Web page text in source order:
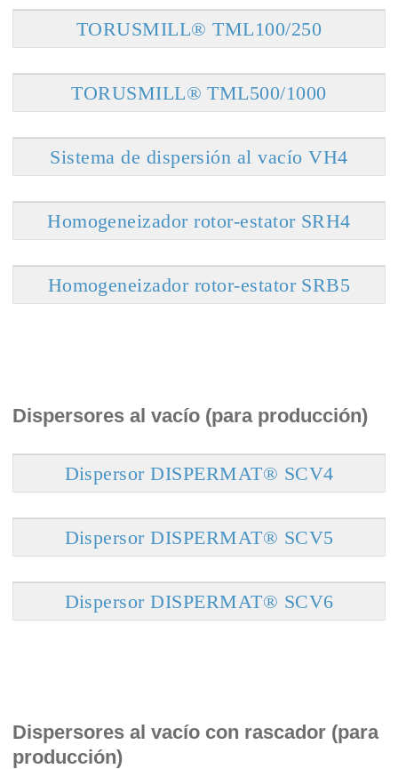
TORUSMILL® TML100/250
TORUSMILL® TML500/1000
Sistema de dispersión al vacío VH4
Homogeneizador rotor-estator SRH4
Homogeneizador rotor-estator SRB5
Dispersores al vacío (para producción)
Dispersor DISPERMAT® SCV4
Dispersor DISPERMAT® SCV5
Dispersor DISPERMAT® SCV6
Dispersores al vacío con rascador (para
producción)